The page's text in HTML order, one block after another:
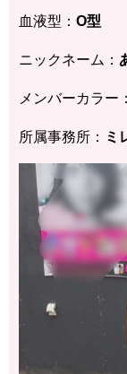
血液型： O型
ニックネーム：
メンバーカラー：
所属事務所： ミ